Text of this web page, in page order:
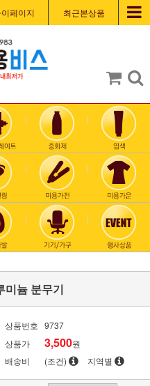
페이지 최근본상품
미늄 분무기
상품번호 9737
상품가
3,500원
배송비
(조건) 지역별